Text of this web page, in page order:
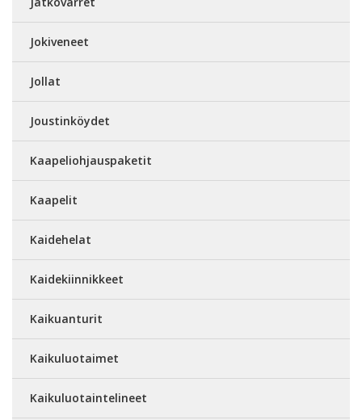
Jokiveneet
Jollat
Joustinköydet
Kaapeliohjauspaketit
Kaapelit
Kaidehelat
Kaidekiinnikkeet
Kaikuanturit
Kaikuluotaimet
Kaikuluotaintelineet